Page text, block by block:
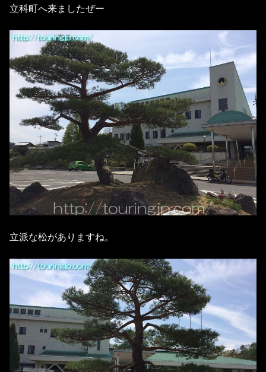
立科町へ来ましたぜー
立派な松がありますね。